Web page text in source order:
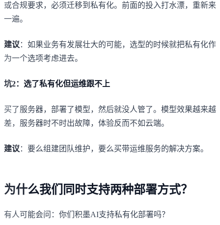
或合规要求，必须迁移到私有化。前面的投入打水漂，重新来
一遍。
建议 ：如果业务有发展壮大的可能，选型的时候就把私有化作
为一个选项考虑进去。
坑2：选了私有化但运维跟不上
买了服务器，部署了模型，然后就没人管了。模型效果越来越
差，服务器时不时出故障，体验反而不如云端。
建议 ：要么组建团队维护，要么买带运维服务的解决方案。
为什么我们同时支持两种部署方式？
有人可能会问：你们积墨AI支持私有化部署吗？